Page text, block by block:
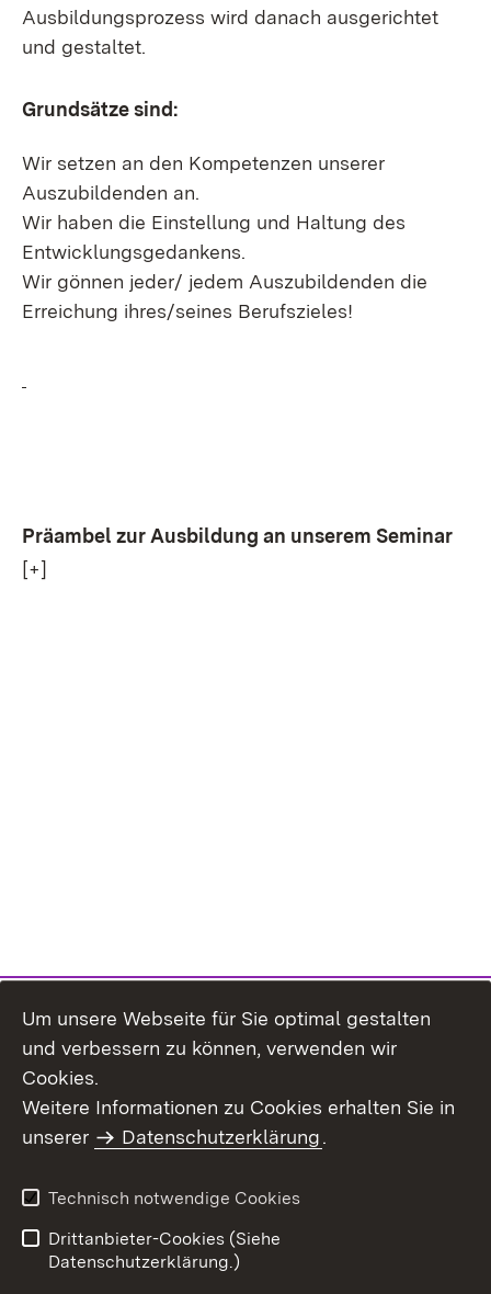
Ausbildungsprozess wird danach ausgerichtet
und gestaltet.
Grundsätze sind:
Wir setzen an den Kompetenzen unserer
Auszubildenden an.
Wir haben die Einstellung und Haltung des
Entwicklungsgedankens.
Wir gönnen jeder/ jedem Auszubildenden die
Erreichung ihres/seines Berufszieles!
Präambel zur Ausbildung an unserem Seminar
[+]
Benutzungshinweise
Erklärung zur
Um unsere Webseite für Sie optimal gestalten
und verbessern zu können, verwenden wir
Cookies.
Weitere Informationen zu Cookies erhalten Sie in
unserer
Datenschutzerklärung.
Technisch notwendige Cookies
Drittanbieter-Cookies (Siehe
Datenschutzerklärung.)